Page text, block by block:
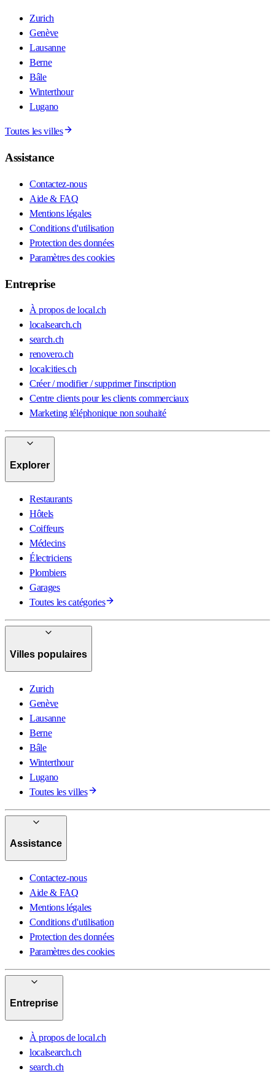
Zurich
Genève
Lausanne
Berne
Bâle
Winterthour
Lugano
Toutes les villes
Assistance
Contactez-nous
Aide & FAQ
Mentions légales
Conditions d'utilisation
Protection des données
Paramètres des cookies
Entreprise
À propos de local.ch
localsearch.ch
search.ch
renovero.ch
localcities.ch
Créer / modifier / supprimer l'inscription
Centre clients pour les clients commerciaux
Marketing téléphonique non souhaité
Explorer
Restaurants
Hôtels
Coiffeurs
Médecins
Électriciens
Plombiers
Garages
Toutes les catégories
Villes populaires
Zurich
Genève
Lausanne
Berne
Bâle
Winterthour
Lugano
Toutes les villes
Assistance
Contactez-nous
Aide & FAQ
Mentions légales
Conditions d'utilisation
Protection des données
Paramètres des cookies
Entreprise
À propos de local.ch
localsearch.ch
search.ch